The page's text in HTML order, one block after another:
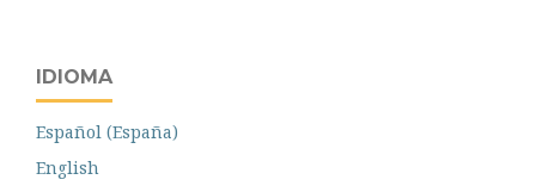
IDIOMA
Español (España)
English